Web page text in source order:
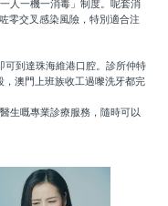
人一機一消毒」制度。呢套消
零交叉感染風險，特別適合注
可到達珠海維港口腔。診所仲特
澳門上班族收工過嚟洗牙都完
生嘅專業診療服務，隨時可以